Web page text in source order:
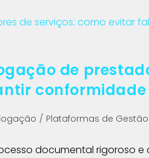
de
conformidade
/ Plataformas de
documental rigoroso e